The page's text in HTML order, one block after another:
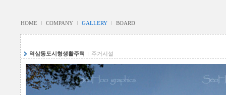
HOME COMPANY GALLERY BOARD
역삼동도시형생활주택 주거시설